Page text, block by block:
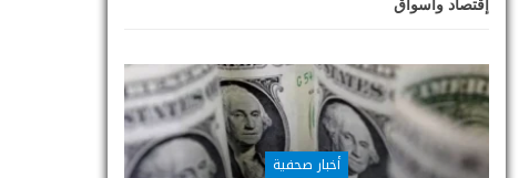
إقتصاد وأسواق
أخبار صحفية